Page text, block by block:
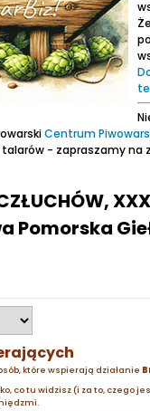
Centrum
- zapraszamy na
XXX
Pomorska
które wspierają działanie
co tu widzisz (i za to, czego